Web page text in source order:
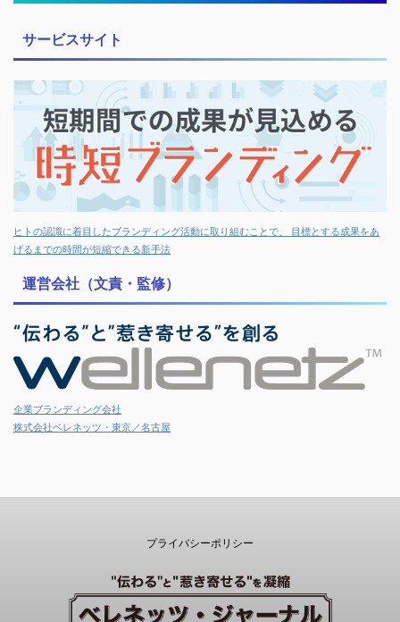
サービスサイト
ヒトの認識に着目したブランディング活動に取り組むことで、 目標とする成果をあ
げるまでの時間が短縮できる新手法
運営会社（文責・監修）
企業ブランディング会社
株式会社ベレネッツ・東京／名古屋
プライバシーポリシー